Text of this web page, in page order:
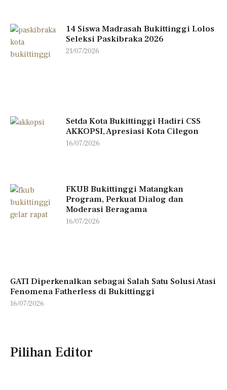
14 Siswa Madrasah Bukittinggi Lolos
Seleksi Paskibraka 2026
21/07/2026
Setda Kota Bukittinggi Hadiri CSS
AKKOPSI, Apresiasi Kota Cilegon
16/07/2026
FKUB Bukittinggi Matangkan
Program, Perkuat Dialog dan
Moderasi Beragama
16/07/2026
GATI Diperkenalkan sebagai Salah Satu Solusi Atasi
Fenomena Fatherless di Bukittinggi
16/07/2026
Pilihan Editor